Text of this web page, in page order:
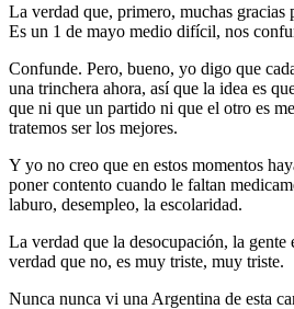
La verdad que, primero, muchas gracias
Es un 1 de mayo medio difícil, nos
Confunde. Pero, bueno, yo digo que
una trinchera ahora, así que la idea es
que ni que un partido ni que el otro es
tratemos ser los mejores.
Y yo no creo que en estos momentos
poner contento cuando le faltan
laburo, desempleo, la escolaridad.
La verdad que la desocupación, la
verdad que no, es muy triste, muy triste.
Nunca nunca vi una Argentina de esta